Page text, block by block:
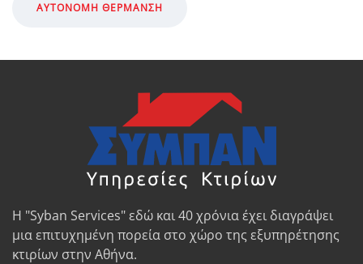
ΑΥΤΌΝΟΜΗ ΘΈΡΜΑΝΣΗ
Η "Syban Services" εδώ και 40 χρόνια έχει διαγράψει
μια επιτυχημένη πορεία στο χώρο της εξυπηρέτησης
κτιρίων στην Αθήνα.